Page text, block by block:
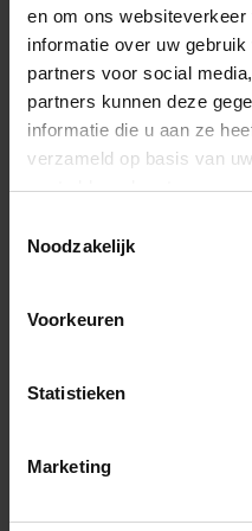
en om ons
informatie over uw
partners voor social
partners kunnen deze
informatie die u aan ze
verzameld op basis van
gaat akkoord met onze
Noodzakelijk
Voorkeuren
Statistieken
Marketing
Applied research